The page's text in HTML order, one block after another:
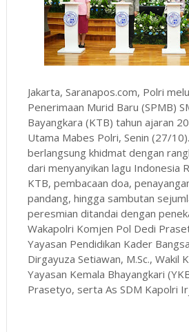
Jakarta, Saranapos.com, Polri
Penerimaan Murid Baru (SPMB)
Bayangkara (KTB) tahun ajaran
Utama Mabes Polri, Senin (27/
berlangsung khidmat dengan
dari menyanyikan lagu Indonesia
KTB, pembacaan doa,
pandang, hingga sambutan
peresmian ditandai dengan
Wakapolri Komjen Pol Dedi
Yayasan Pendidikan Kader
Dirgayuza Setiawan, M.Sc., Wakil
Yayasan Kemala Bhayangkari
Prasetyo, serta As SDM Kapolri